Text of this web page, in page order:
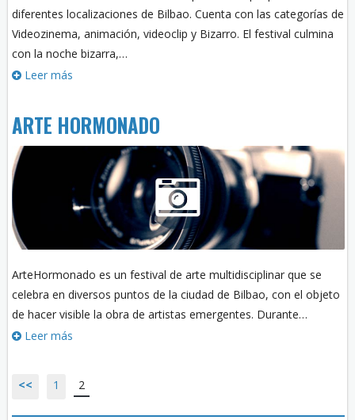
diferentes localizaciones de Bilbao. Cuenta con las categorías de
Videozinema, animación, videoclip y Bizarro. El festival culmina
con la noche bizarra,…
Leer más
ARTE HORMONADO
ArteHormonado es un festival de arte multidisciplinar que se
celebra en diversos puntos de la ciudad de Bilbao, con el objeto
de hacer visible la obra de artistas emergentes. Durante…
Leer más
<< 1 2